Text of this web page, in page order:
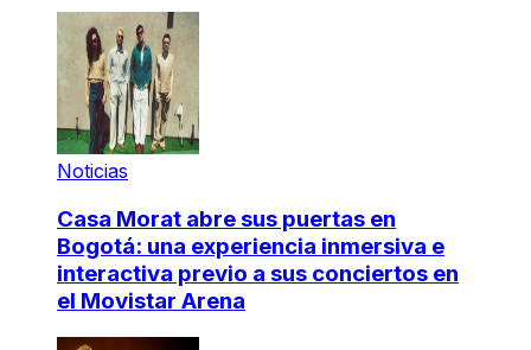
Noticias
Casa Morat abre sus puertas en
Bogotá: una experiencia inmersiva e
interactiva previo a sus conciertos en
el Movistar Arena